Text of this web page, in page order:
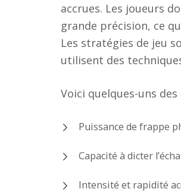
accrues. Les joueurs
grande précision, ce
Les stratégies de jeu
utilisent des
Voici quelques-uns
Puissance de frappe
Capacité à dicter
Intensité et rapidité